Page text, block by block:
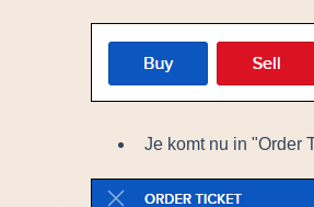
Je komt nu in "Order